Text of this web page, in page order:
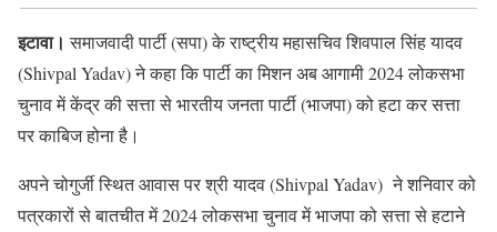
इटावा। समाजवादी पार्टी (सपा) के राष्ट्रीय महासचिव शिवपाल सिंह यादव
(Shivpal Yadav) ने कहा कि पार्टी का मिशन अब आगामी 2024 लोकसभा
चुनाव में केंद्र की सत्ता से भारतीय जनता पार्टी (भाजपा) को हटा कर सत्ता
पर काबिज होना है।
अपने चोगुर्जी स्थित आवास पर श्री यादव (Shivpal Yadav) ने शनिवार को
पत्रकारों से बातचीत में 2024 लोकसभा चुनाव में भाजपा को सत्ता से हटाने